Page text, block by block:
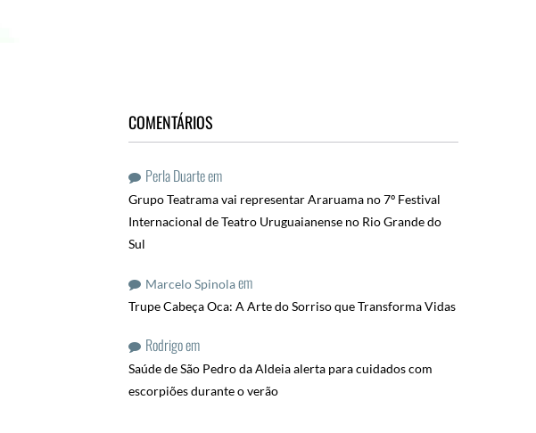
COMENTÁRIOS
Perla Duarteem
Grupo Teatrama vai representar Araruama no 7º Festival
Internacional de Teatro Uruguaianense no Rio Grande do
Sul
Marcelo Spinolaem
Trupe Cabeça Oca: A Arte do Sorriso que Transforma Vidas
Rodrigoem
Saúde de São Pedro da Aldeia alerta para cuidados com
escorpiões durante o verão